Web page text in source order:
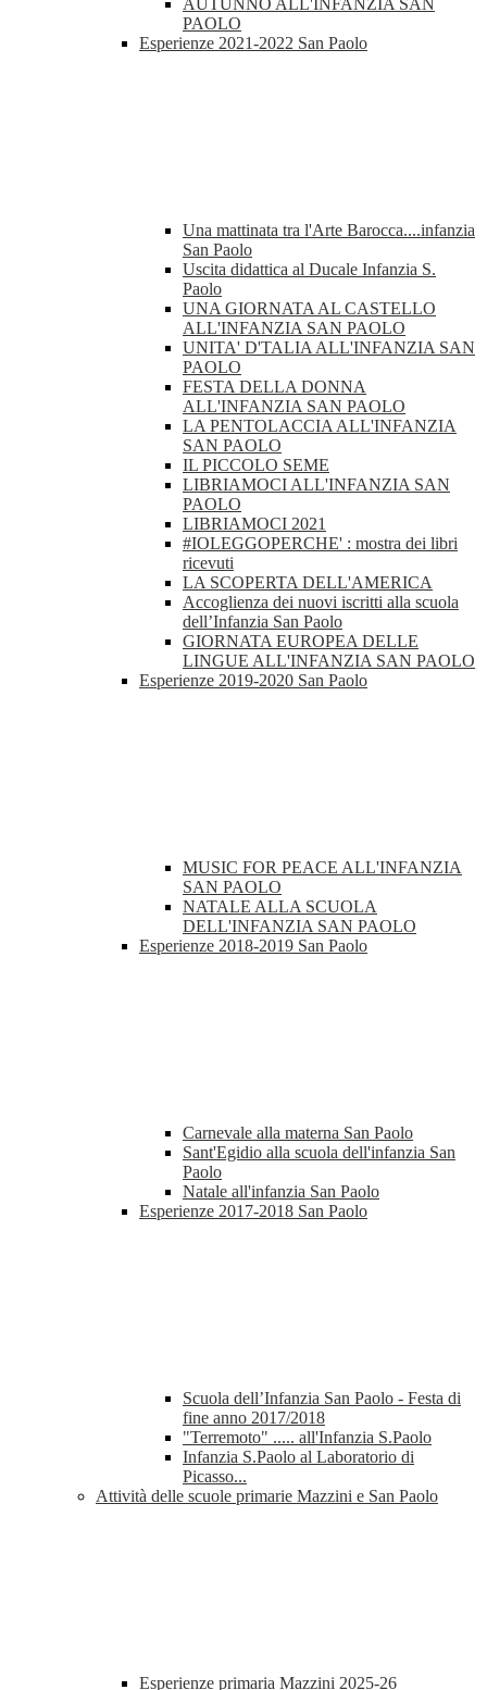
AUTUNNO ALL'INFANZIA SAN
PAOLO
Esperienze 2021-2022 San Paolo
Una mattinata tra l'Arte Barocca....infanzia
San Paolo
Uscita didattica al Ducale Infanzia S.
Paolo
UNA GIORNATA AL CASTELLO
ALL'INFANZIA SAN PAOLO
UNITA' D'TALIA ALL'INFANZIA SAN
PAOLO
FESTA DELLA DONNA
ALL'INFANZIA SAN PAOLO
LA PENTOLACCIA ALL'INFANZIA
SAN PAOLO
IL PICCOLO SEME
LIBRIAMOCI ALL'INFANZIA SAN
PAOLO
LIBRIAMOCI 2021
#IOLEGGOPERCHE' : mostra dei libri
ricevuti
LA SCOPERTA DELL'AMERICA
Accoglienza dei nuovi iscritti alla scuola
dell’Infanzia San Paolo
GIORNATA EUROPEA DELLE
LINGUE ALL'INFANZIA SAN PAOLO
Esperienze 2019-2020 San Paolo
MUSIC FOR PEACE ALL'INFANZIA
SAN PAOLO
NATALE ALLA SCUOLA
DELL'INFANZIA SAN PAOLO
Esperienze 2018-2019 San Paolo
Carnevale alla materna San Paolo
Sant'Egidio alla scuola dell'infanzia San
Paolo
Natale all'infanzia San Paolo
Esperienze 2017-2018 San Paolo
Scuola dell’Infanzia San Paolo - Festa di
fine anno 2017/2018
"Terremoto" ..... all'Infanzia S.Paolo
Infanzia S.Paolo al Laboratorio di
Picasso...
Attività delle scuole primarie Mazzini e San Paolo
Esperienze primaria Mazzini 2025-26